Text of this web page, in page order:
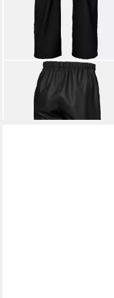
HELLY HANSEN
45,00 €